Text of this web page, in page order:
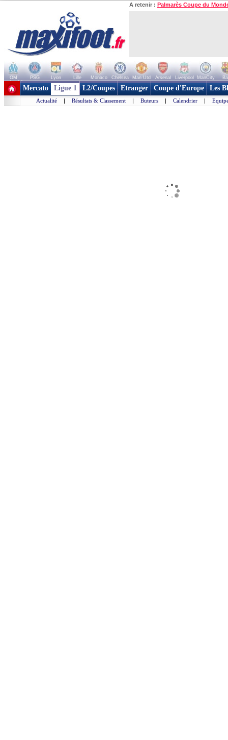
A retenir : Palmarès Coupe du
OM PSG Lyon Lille Monaco Chelsea Man Utd Arsenal Liverpool ManCity
+ de clubs
Mercato Ligue 1 L2/Coupes Etranger Coupe d'Europe Les
Actualité | Résultats & Classement | Buteurs | Calendrier |